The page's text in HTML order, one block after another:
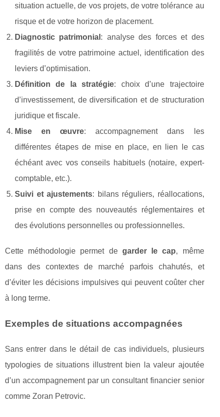
situation actuelle, de vos projets, de votre tolérance au
risque et de votre horizon de placement.
Diagnostic patrimonial : analyse des forces et des
fragilités de votre patrimoine actuel, identification des
leviers d’optimisation.
Définition de la stratégie: choix d’une trajectoire
d’investissement, de diversification et de structuration
juridique et fiscale.
Mise en œuvre: accompagnement dans les
différentes étapes de mise en place, en lien le cas
échéant avec vos conseils habituels (notaire, expert-
comptable, etc.).
Suivi et ajustements: bilans réguliers, réallocations,
prise en compte des nouveautés réglementaires et
des évolutions personnelles ou professionnelles.
Cette méthodologie permet de garder le cap, même
dans des contextes de marché parfois chahutés, et
d’éviter les décisions impulsives qui peuvent coûter cher
à long terme.
Exemples de situations accompagnées
Sans entrer dans le détail de cas individuels, plusieurs
typologies de situations illustrent bien la valeur ajoutée
d’un accompagnement par un consultant financier senior
comme Zoran Petrovic.